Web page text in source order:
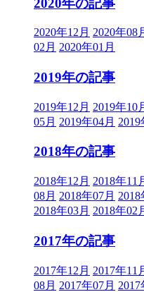
2020年12月 2020年08
02月 2020年01月
2019年の記事
2019年12月 2019年10
05月 2019年04月 2019
2018年の記事
2018年12月 2018年11
08月 2018年07月 2018
2018年03月 2018年02
2017年の記事
2017年12月 2017年11
08月 2017年07月 2017